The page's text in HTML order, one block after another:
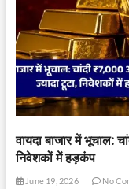
वायदा बाजार में भूचाल:
निवेशकों में हड़कंप
June 19, 2026 No